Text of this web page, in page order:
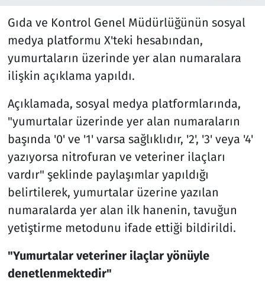
Gıda ve Kontrol Genel Müdürlüğünün sosyal
medya platformu X'teki hesabından,
yumurtaların üzerinde yer alan numaralara
ilişkin açıklama yapıldı.
Açıklamada, sosyal medya platformlarında,
"yumurtalar üzerinde yer alan numaraların
başında '0' ve '1' varsa sağlıklıdır, '2', '3' veya '4'
yazıyorsa nitrofuran ve veteriner ilaçları
vardır" şeklinde paylaşımlar yapıldığı
belirtilerek, yumurtalar üzerine yazılan
numaralarda yer alan ilk hanenin, tavuğun
yetiştirme metodunu ifade ettiği bildirildi.
"Yumurtalar veteriner ilaçlar yönüyle
denetlenmektedir"
Spor
Teknoloji ve Bilim
Televizyon